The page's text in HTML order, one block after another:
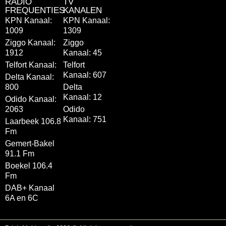
FREQUENTIES
KPN Kanaal:
1009
Ziggo Kanaal:
1912
Telfort Kanaal:
Delta Kanaal:
800
Odido Kanaal:
2063
Laarbeek 106.8
Fm
Gemert-Bakel
91.1 Fm
Boekel 106.4
Fm
DAB+ Kanaal
6A en 6C
KANALEN
KPN Kanaal:
1309
Ziggo
Kanaal: 45
Telfort
Kanaal: 607
Delta
Kanaal: 12
Odido
Kanaal: 751